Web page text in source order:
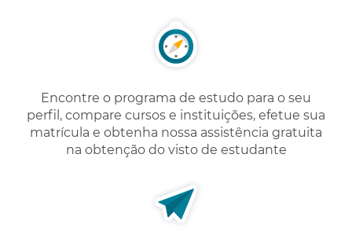
Encontre o programa de estudo para o seu
perfil, compare cursos e instituições, efetue sua
matrícula e obtenha nossa assistência gratuita
na obtenção do visto de estudante